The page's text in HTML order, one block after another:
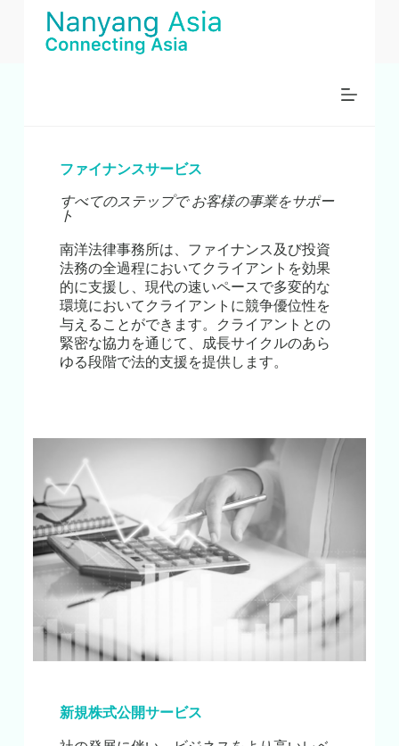
ファイナンスサービス
すべてのステップで お客様の事業をサポー
ト
南洋法律事務所は、ファイナンス及び投資
法務の全過程においてクライアントを効果
的に支援し、現代の速いペースで多変的な
環境においてクライアントに競争優位性を
与えることができます。クライアントとの
緊密な協力を通じて、成長サイクルのあら
ゆる段階で法的支援を提供します。
新規株式公開サービス